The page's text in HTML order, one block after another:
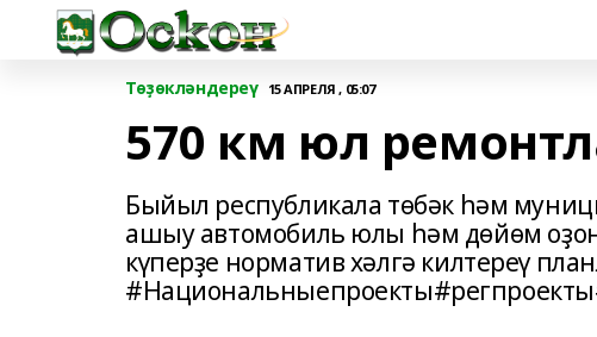
Төҙөкләндереү 15 АПРЕЛЯ , 05:07
570 км юл
Быйыл республикала төбәк һәм
ашыу автомобиль юлы һәм дөйөм
күперҙе норматив хәлгә килтереү